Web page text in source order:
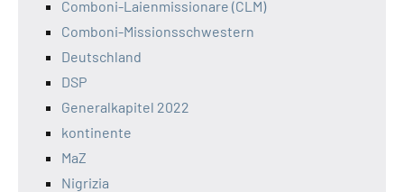
Comboni-Laienmissionare (CLM)
Comboni-Missionsschwestern
Deutschland
DSP
Generalkapitel 2022
kontinente
MaZ
Nigrizia